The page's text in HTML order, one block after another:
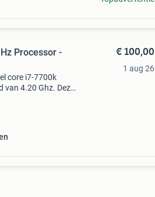
Processor -
core i7-7700k
van 4.20 Ghz. Deze
€ 100,00
1 aug 26